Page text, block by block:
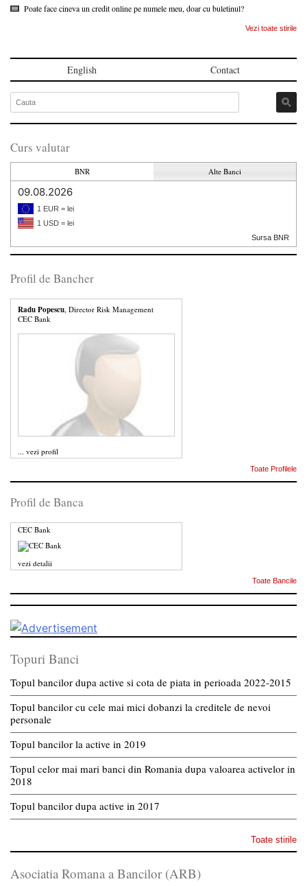
Poate face cineva un credit online pe numele meu, doar cu buletinul?
Vezi toate stirile
English Contact
Curs valutar
BNR Alte Banci
09.08.2026
1 EUR = lei
1 USD = lei
Sursa BNR
Profil de Bancher
Radu Popescu, Director Risk Management
CEC Bank
... vezi profil
Toate Profilele
Profil de Banca
CEC Bank
vezi detalii
Toate Bancile
Topuri Banci
Topul bancilor dupa active si cota de piata in perioada 2022-2015
Topul bancilor cu cele mai mici dobanzi la creditele de nevoi
personale
Topul bancilor la active in 2019
Topul celor mai mari banci din Romania dupa valoarea activelor in
2018
Topul bancilor dupa active in 2017
Toate stirile
Asociatia Romana a Bancilor (ARB)